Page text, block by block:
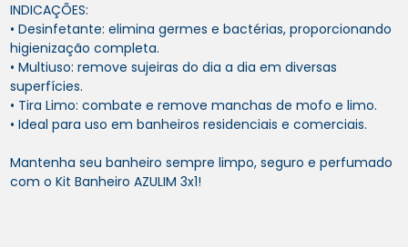
INDICAÇÕES:
• Desinfetante: elimina germes e bactérias, proporcionando
higienização completa.
• Multiuso: remove sujeiras do dia a dia em diversas
superfícies.
• Tira Limo: combate e remove manchas de mofo e limo.
• Ideal para uso em banheiros residenciais e comerciais.
Mantenha seu banheiro sempre limpo, seguro e perfumado
com o Kit Banheiro AZULIM 3x1!